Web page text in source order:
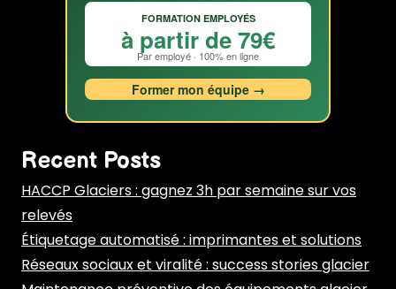
FORMATION EMPLOYÉS
à partir de 79€
Par employé · 100% en ligne
Former mon équipe →
Recent Posts
HACCP Glaciers : gagnez 3h par semaine sur vos
relevés
Étiquetage automatisé : imprimantes et solutions
Réseaux sociaux et viralité : success stories glacier